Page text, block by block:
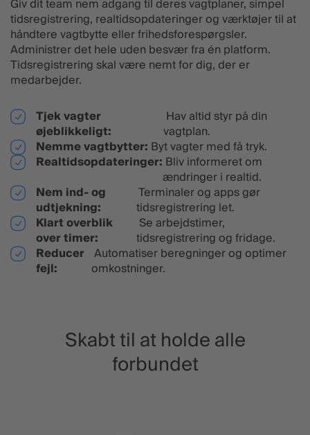
tidsregistrering, realtidsopdateringer og værktøjer til at
håndtere vagtbytte eller frihedsforespørgsler.
Administrer det hele uden besvær fra én platform.
Tidsregistrering skal være nemt for dig, der er
medarbejder.
Tjek vagter
øjeblikkeligt:
Hav altid styr på din
vagtplan.
Nemme vagtbytter: Byt vagter med få tryk.
Realtidsopdateringer: Bliv informeret om
ændringer i realtid.
Nem ind- og
udtjekning:
Terminaler og apps gør
tidsregistrering let.
Klart overblik
over timer:
Se arbejdstimer,
tidsregistrering og fridage.
Reducer
fejl:
Automatiser beregninger og optimer
omkostninger.
Skabt til at holde alle
forbundet
1. Det starter med
den rette
opsætning